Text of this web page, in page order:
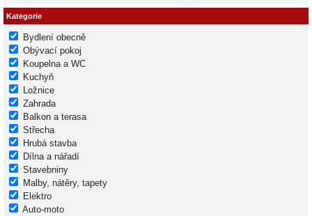
Kategorie
Bydlení obecně
Obývací pokoj
Koupelna a WC
Kuchyň
Ložnice
Zahrada
Balkon a terasa
Střecha
Hrubá stavba
Dílna a nářadí
Stavebniny
Malby, nátěry, tapety
Elektro
Auto-moto